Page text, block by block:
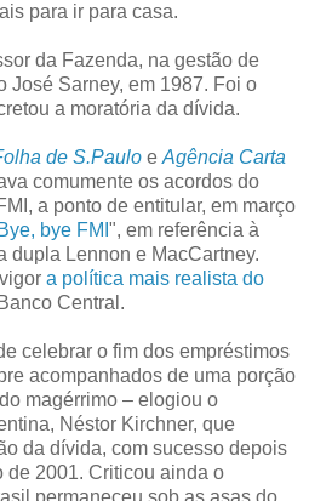
para ir para casa.
da Fazenda, na gestão de
José Sarney, em 1987. Foi o
a moratória da dívida.
de S.Paulo e Agência Carta
comumente os acordos do
a ponto de entitular, em março
Bye, bye FMI ", em referência à
dupla Lennon e MacCartney.
a política mais realista do
Central.
celebrar o fim dos empréstimos
acompanhados de uma porção
magérrimo – elogiou o
Néstor Kirchner, que
da dívida, com sucesso depois
de 2001. Criticou ainda o